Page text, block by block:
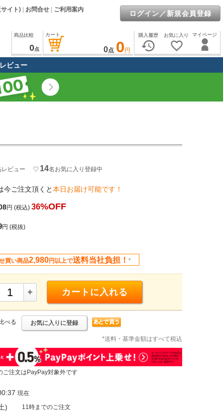
イト) お問合せ ご利用案内 ログイン／新規会員登録
マイページ
お気に入り
favorite_border
購入履歴
history
カート
0点 0 円
商品比較
0点
ビュー
ビュー ♡ 14名 お気に入り登録中
今ご注文頂くと本日お届け可能です！
円 (税込) 36%OFF
円 (税抜)
買い商品2,980円以上で送料当社負担！ *
+ カートに入れる
べる お気に入りに登録
*送料・基準金額はすべて税込
注文はPayPay対象外です
現在
) 11時までのご注文